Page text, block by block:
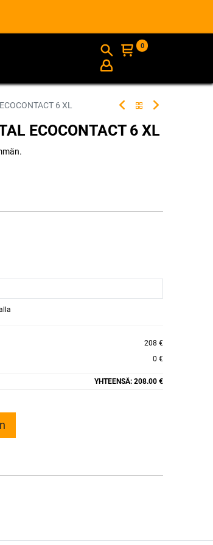
INFO
0
6 XL
ECOCONTACT 6 XL
208 €
0 €
YHTEENSÄ: 208.00 €